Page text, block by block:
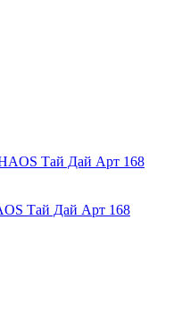
Тай Дай Арт 168